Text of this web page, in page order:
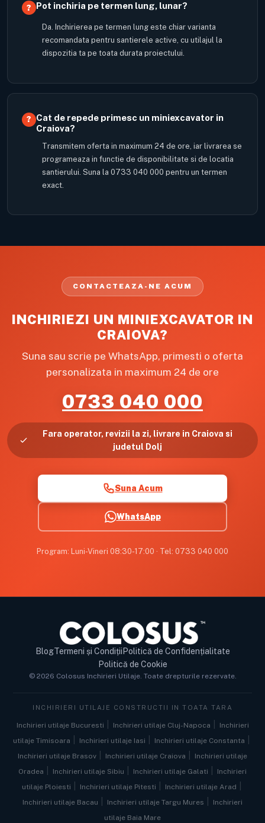
Pot inchiria pe termen lung, lunar?
Da. Inchirierea pe termen lung este chiar varianta
recomandata pentru santierele active, cu utilajul la
dispozitia ta pe toata durata proiectului.
Cat de repede primesc un miniexcavator in
Craiova?
Transmitem oferta in maximum 24 de ore, iar livrarea se
programeaza in functie de disponibilitate si de locatia
santierului. Suna la 0733 040 000 pentru un termen
exact.
CONTACTEAZA-NE ACUM
INCHIRIEZI UN MINIEXCAVATOR IN
CRAIOVA?
Suna sau scrie pe WhatsApp, primesti o oferta
personalizata in maximum 24 de ore
0733 040 000
Fara operator, revizii la zi, livrare in Craiova si
judetul Dolj
Suna Acum
WhatsApp
Program: Luni-Vineri 08:30-17:00 · Tel: 0733 040 000
BlogTermeni și Condiții Politică de Confidențialitate
Politică de Cookie
© 2026 Colosus Inchirieri Utilaje. Toate drepturile rezervate.
INCHIRIERI UTILAJE CONSTRUCTII IN TOATA TARA
Inchirieri utilaje Bucuresti Inchirieri utilaje Cluj-Napoca
Inchirieri
utilaje Timisoara
Inchirieri utilaje Iasi Inchirieri utilaje Constanta
Inchirieri utilaje Brasov Inchirieri utilaje Craiova
Inchirieri utilaje
Oradea
Inchirieri utilaje Sibiu Inchirieri utilaje Galati
Inchirieri
utilaje Ploiesti
Inchirieri utilaje Pitesti Inchirieri utilaje Arad
Inchirieri utilaje Bacau Inchirieri utilaje Targu Mures
Inchirieri
utilaje Baia Mare